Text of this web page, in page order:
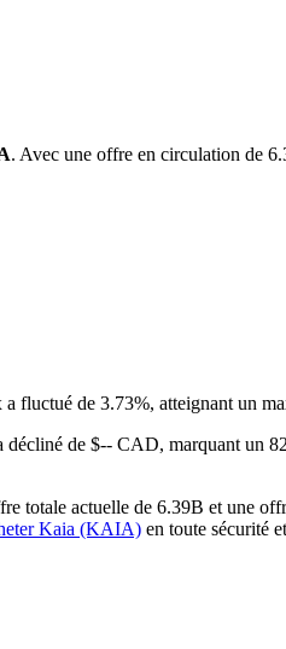
. Avec une offre en circulation de
a fluctué de 3.73%, atteignant un
décliné de $-- CAD, marquant un
actuelle de 6.39B et une
Kaia (KAIA) en toute sécurité